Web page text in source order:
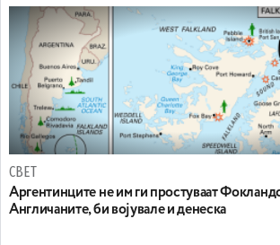
СВЕТ
Аргентинците не им ги простуваат
Англичаните, би војувале и денеска